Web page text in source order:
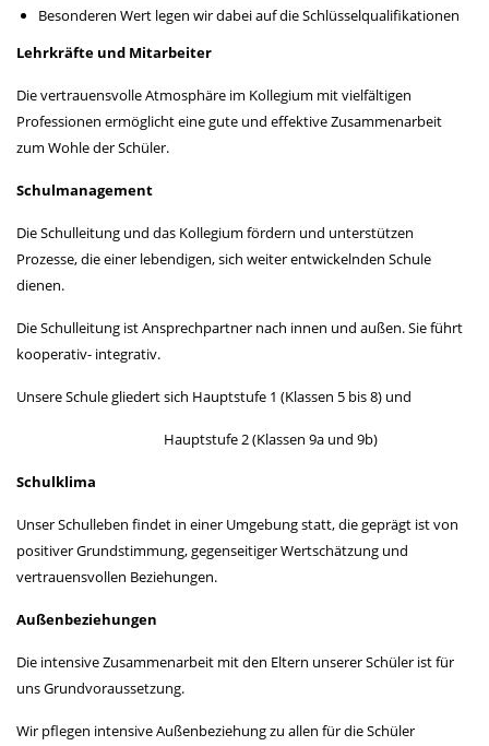
Besonderen Wert legen wir dabei auf die Schlüsselqualifikationen
Lehrkräfte und Mitarbeiter
Die vertrauensvolle Atmosphäre im Kollegium mit vielfältigen
Professionen ermöglicht eine gute und effektive Zusammenarbeit
zum Wohle der Schüler.
Schulmanagement
Die Schulleitung und das Kollegium fördern und unterstützen
Prozesse, die einer lebendigen, sich weiter entwickelnden Schule
dienen.
Die Schulleitung ist Ansprechpartner nach innen und außen. Sie führt
kooperativ- integrativ.
Unsere Schule gliedert sich Hauptstufe 1 (Klassen 5 bis 8) und
Hauptstufe 2 (Klassen 9a und 9b)
Schulklima
Unser Schulleben findet in einer Umgebung statt, die geprägt ist von
positiver Grundstimmung, gegenseitiger Wertschätzung und
vertrauensvollen Beziehungen.
Außenbeziehungen
Die intensive Zusammenarbeit mit den Eltern unserer Schüler ist für
uns Grundvoraussetzung.
Wir pflegen intensive Außenbeziehung zu allen für die Schüler